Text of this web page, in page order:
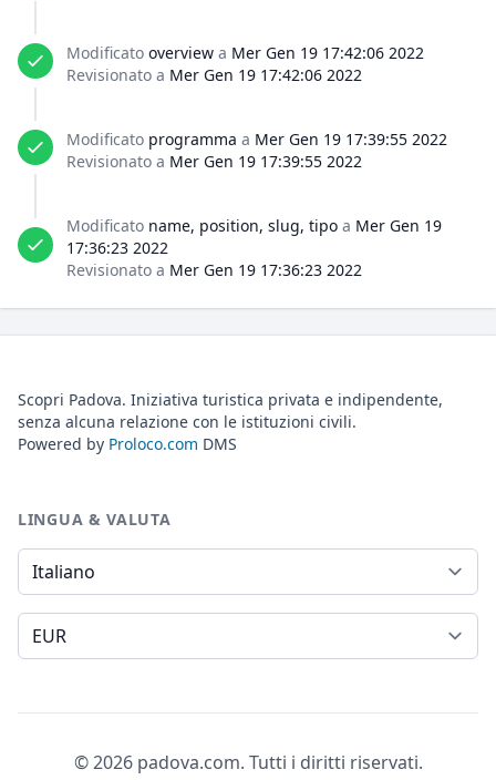
Modificato overview a Mer Gen 19 17:42:06 2022
Revisionato a Mer Gen 19 17:42:06 2022
Modificato programma a Mer Gen 19 17:39:55 2022
Revisionato a Mer Gen 19 17:39:55 2022
Modificato name, position, slug, tipo a Mer Gen 19
17:36:23 2022
Revisionato a Mer Gen 19 17:36:23 2022
Scopri Padova. Iniziativa turistica privata e indipendente,
senza alcuna relazione con le istituzioni civili.
Powered by Proloco.com DMS
LINGUA & VALUTA
Lingua
Valuta
© 2026 padova.com. Tutti i diritti riservati.